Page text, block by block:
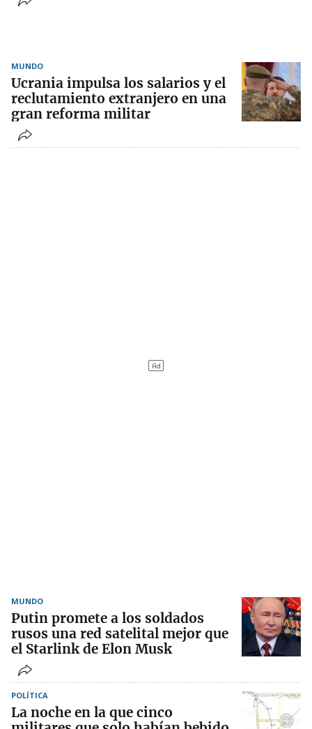
MUNDO
Ucrania impulsa los salarios y el
reclutamiento extranjero en una
gran reforma militar
MUNDO
Putin promete a los soldados
rusos una red satelital mejor que
el Starlink de Elon Musk
POLÍTICA
La noche en la que cinco